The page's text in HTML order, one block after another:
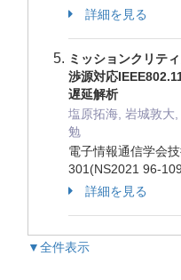
詳細を見る
ミッションクリテ
渉源対応
遅延解析
塩原拓海, 岩城敦大
勉
電子情報通信学会
301(NS2021 96-
詳細を見る
▼全件表示